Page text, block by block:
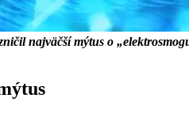
najväčší mýtus o